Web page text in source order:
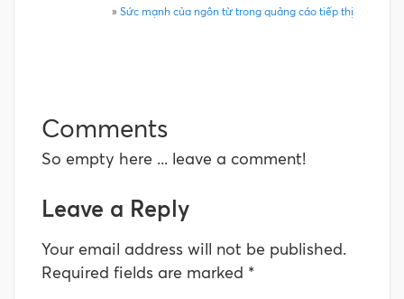
» Sức mạnh của ngôn từ trong quảng cáo tiếp thị
Comments
So empty here ... leave a comment!
Leave a Reply
Your email address will not be published.
Required fields are marked *